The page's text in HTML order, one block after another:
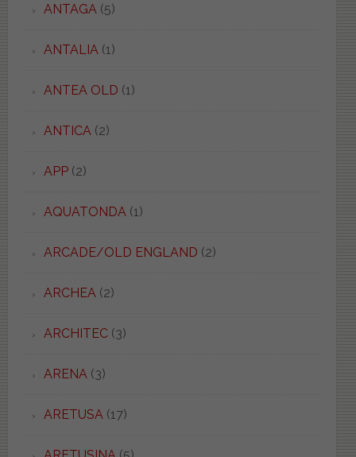
ANTAGA (5)
ANTALIA (1)
ANTEA OLD (1)
ANTICA (2)
APP(2)
AQUATONDA (1)
ARCADE/OLD ENGLAND (2)
ARCHEA (2)
ARCHITEC(3)
ARENA (3)
ARETUSA (17)